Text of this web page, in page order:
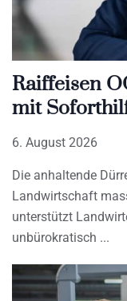
Raiffeisen
mit
6. August 2026
Die anhaltende
Landwirtschaft
unterstützt
unbürokratisch